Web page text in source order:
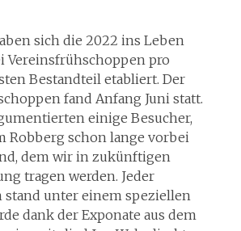
sich die 2022 ins Leben
Vereinsfrühschoppen pro
Bestandteil etabliert. Der
fand Anfang Juni statt.
einige Besucher,
Robberg schon lange vorbei
dem wir in zukünftigen
tragen werden. Jeder
stand unter einem speziellen
dank der Exponate aus dem